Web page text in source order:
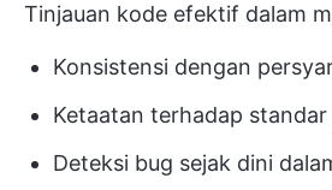
Tinjauan kode efektif dalam
Konsistensi dengan
Ketaatan terhadap
Deteksi bug sejak dini